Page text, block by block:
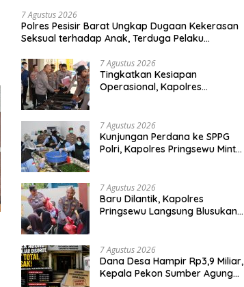
7 Agustus 2026
Polres Pesisir Barat Ungkap Dugaan Kekerasan
Seksual terhadap Anak, Terduga Pelaku
7 Agustus 2026
Tingkatkan Kesiapan
Operasional, Kapolres
7 Agustus 2026
Kunjungan Perdana ke SPPG
Polri, Kapolres Pringsewu Minta
7 Agustus 2026
Baru Dilantik, Kapolres
Pringsewu Langsung Blusukan
7 Agustus 2026
Dana Desa Hampir Rp3,9 Miliar,
Kepala Pekon Sumber Agung